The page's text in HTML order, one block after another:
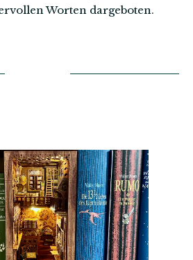
Worten dargeboten.